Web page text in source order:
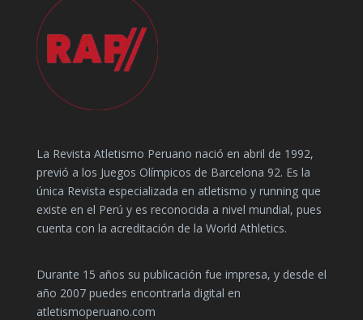
La Revista Atletismo Peruano nació en abril de 1992,
previó a los Juegos Olímpicos de Barcelona 92. Es la
única Revista especializada en atletismo y running que
existe en el Perú y es reconocida a nivel mundial, pues
cuenta con la acreditación de la World Athletics.
Durante 15 años su publicación fue impresa, y desde el
año 2007 puedes encontrarla digital en
atletismoperuano.com